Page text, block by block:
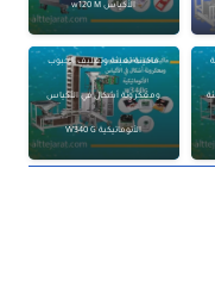
الأكياس w120 M
ماكينة تعبئة وتغليف الحبوب
ومعكرونة أشكال في الأكياس
الأتوماتيكية W340 G